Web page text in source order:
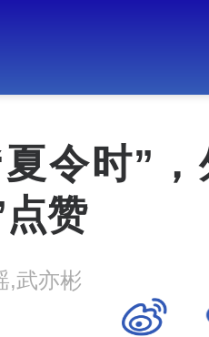
令时”，
赞
,武亦彬